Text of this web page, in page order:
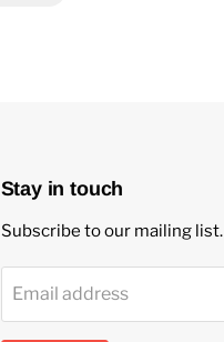
Stay in touch
Subscribe to our mailing list.
Email address